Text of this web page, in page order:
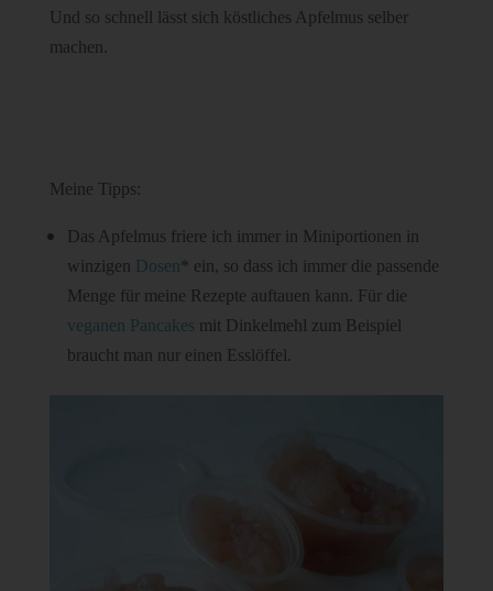
Und so schnell lässt sich köstliches Apfelmus selber
machen.
Meine Tipps:
Das Apfelmus friere ich immer in Miniportionen in
winzigen Dosen * ein, so dass ich immer die passende
Menge für meine Rezepte auftauen kann. Für die
veganen Pancakes mit Dinkelmehl zum Beispiel
braucht man nur einen Esslöffel.